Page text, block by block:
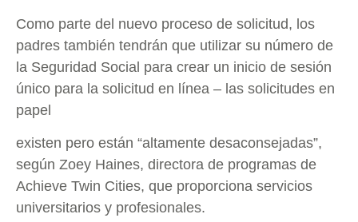
Como parte del nuevo proceso de solicitud, los
padres también tendrán que utilizar su número de
la Seguridad Social para crear un inicio de sesión
único para la solicitud en línea – las solicitudes en
papel
existen pero están “altamente desaconsejadas”,
según Zoey Haines, directora de programas de
Achieve Twin Cities, que proporciona servicios
universitarios y profesionales.